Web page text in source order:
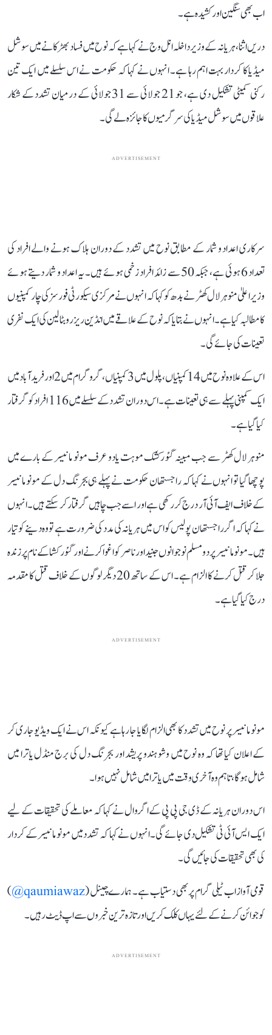
اب بھی سنگین اور کشیدہ ہے۔
دریں اثنا، ہریانہ کے وزیر داخلہ انل وج نے کہا ہے کہ نوح میں فساد بھڑکانے میں سوشل
میڈیا کا کردار بہت اہم رہا ہے۔ انہوں نے کہا کہ حکومت نے اس سلسلے میں ایک تین
رکنی کمیٹی تشکیل دی ہے، جو 21 جولائی سے 31 جولائی کے درمیان تشدد کے شکار
علاقوں میں سوشل میڈیا کی سرگرمیوں کا جائزہ لے گی۔
ADVERTISEMENT
سرکاری اعداد و شمار کے مطابق نوح میں تشدد کے دوران ہلاک ہونے والے افراد کی
تعداد 6 ہوئی ہے، جبکہ 50 سے زائد افراد زخمی ہوئے ہیں۔ یہ اعداد و شمار دیتے ہوئے
وزیر اعلیٰ منوہر لال کھٹر نے بدھ کو کہا کہ انہوں نے مرکزی سیکورٹی فورسز کی چار کمپنیوں
کا مطالبہ کیا ہے۔ انہوں نے بتایا کہ نوح کے علاقے میں انڈین ریزرو بٹالین کی ایک نفری
تعینات کی جائے گی۔
اس کے علاوہ نوح میں 14 کمپنیاں، پلول میں 3 کمپنیاں، گروگرام میں 2 اور فرید آباد میں
ایک کمپنی پہلے سے ہی تعینات ہے۔ اس دوران تشدد کے سلسلے میں 116 افراد کو گرفتار
کیا گیا ہے۔
منوہر لال کھٹر سے جب مبینہ گئو رکشک موہت یادو عرف مونو مانیسر کے بارے میں
پوچھا گیا تو انہوں نے کہا کہ راجستھان حکومت نے پہلے ہی بجرنگ دل کے مونو مانیسر
کے خلاف ایف آئی آر درج کر رکھی ہے اور اسے جب چاہیں گرفتار کر سکتے ہیں۔ انہوں
نے کہا کہ اگر راجستھان پولیس کو اس میں ہریانہ کی مدد کی ضرورت ہے تو وہ دینے کو تیار
ہیں۔ مونو مانیسر پر دو مسلم نوجوانوں جنید اور ناصر کو اغوا کرنے اور گئو رکشا کے نام پر زندہ
جلا کر قتل کرنے کا الزام ہے۔ اس کے ساتھ 20 دیگر لوگوں کے خلاف قتل کا مقدمہ
درج کیا گیا ہے۔
ADVERTISEMENT
مونو مانیسر پر نوح میں تشدد کا بھی الزام لگایا جا رہا ہے کیونکہ اس نے ایک ویڈیو جاری کر
کے اعلان کیا تھا کہ وہ نوح میں وشو ہندو پریشد اور بجرنگ دل کی برج منڈل یاترا میں
شامل ہوگا، تاہم وہ آخری وقت میں یاترا میں شامل نہیں ہوا۔
اس دوران ہریانہ کے ڈی جی پی پی کے اگروال نے کہا کہ معاملے کی تحقیقات کے لیے
ایک ایس آئی ٹی تشکیل دی جائے گی۔ انہوں نے کہا کہ تشدد میں مونو مانیسر کے کردار
کی بھی تحقیقات کی جائیں گی۔
قومی آواز اب ٹیلی گرام پر بھی دستیاب ہے۔ ہمارے چینل (qaumiawaz@
)
کو جوائن کرنے کے لئے یہاں کلک کریں اور تازہ ترین خبروں سے اپ ڈیٹ رہیں۔
ADVERTISEMENT